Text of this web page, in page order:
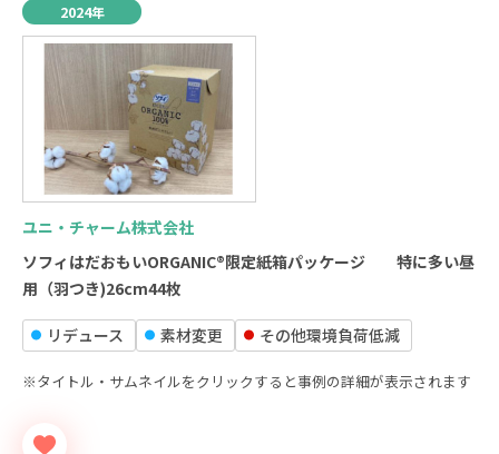
2024年
ユニ・チャーム株式会社
ソフィはだおもいORGANIC®限定紙箱パッケージ 特に多い昼
用（羽つき)26cm44枚
リデュース 素材変更 その他環境負荷低減
※タイトル・サムネイルをクリックすると事例の詳細が表示されます